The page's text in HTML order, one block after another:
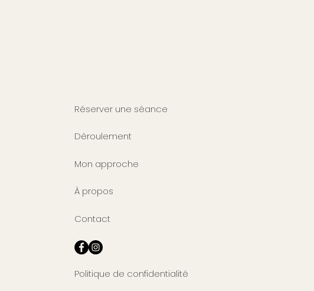
Réserver une séance
Déroulement
Mon approche
À propos
Contact
Politique de confidentialité